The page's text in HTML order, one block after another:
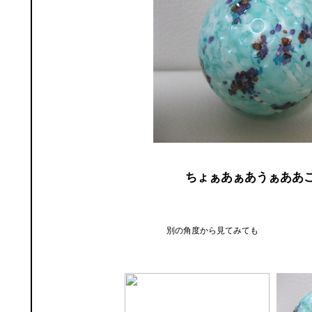
ちょぁあぁあうぁああ
別の角度から見てみても